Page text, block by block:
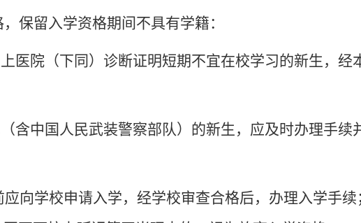
保留入学资格期间不具有学籍：
医院（下同）诊断证明短期不宜在校学习的新生，经
含中国人民武装警察部队）的新生，应及时办理手续
向学校申请入学，经学校审查合格后，办理入学手